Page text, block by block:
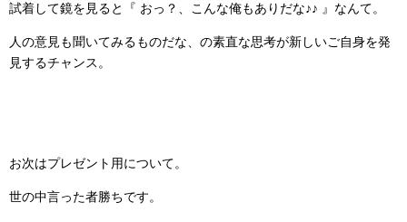
試着して鏡を見ると『 おっ？、こんな俺もありだな♪♪ 』なんて。
人の意見も聞いてみるものだな、の素直な思考が新しいご自身を発
見するチャンス。
お次はプレゼント用について。
世の中言った者勝ちです。